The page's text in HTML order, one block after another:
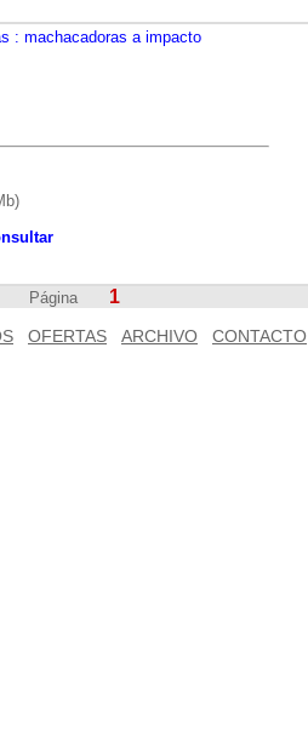
: machacadoras a impacto
Página 1
OFERTAS ARCHIVO CONTACTO